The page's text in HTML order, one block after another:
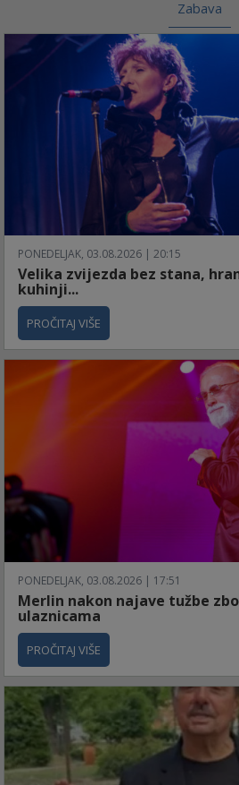
Zabava
PONEDELJAK, 03.08.2026 | 20:15
Velika zvijezda bez stana,
kuhinji...
PROČITAJ VIŠE
PONEDELJAK, 03.08.2026 | 17:51
Merlin nakon najave tužbe
ulaznicama
PROČITAJ VIŠE